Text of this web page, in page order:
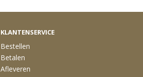
KLANTENSERVICE
Bestellen
Betalen
Afleveren